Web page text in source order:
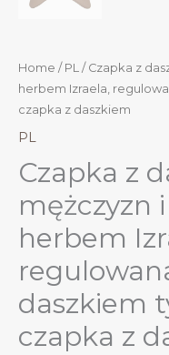
Home / PL / Czapka z
herbem Izraela,
czapka z daszkiem
PL
Czapka z
mężczyzn
herbem
daszkiem
czapka z